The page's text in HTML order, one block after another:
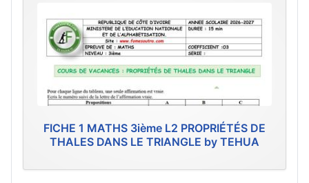
FICHE 1 MATHS 3ième L2 PROPRIÉTÉS DE
THALES DANS LE TRIANGLE by TEHUA